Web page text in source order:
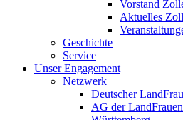
Vorstand
Aktuelles
Geschichte
Service
Unser Engagement
Netzwerk
Deutscher
AG der